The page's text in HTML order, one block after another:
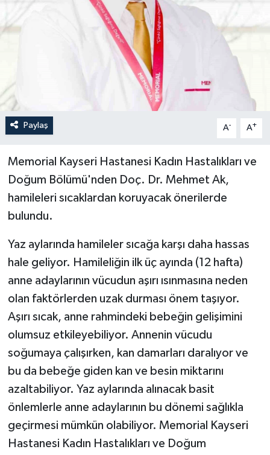
Paylaş A- A+
Memorial Kayseri Hastanesi Kadın Hastalıkları ve
Doğum Bölümü'nden Doç. Dr. Mehmet Ak,
hamileleri sıcaklardan koruyacak önerilerde
bulundu.
Yaz aylarında hamileler sıcağa karşı daha hassas
hale geliyor. Hamileliğin ilk üç ayında (12 hafta)
anne adaylarının vücudun aşırı ısınmasına neden
olan faktörlerden uzak durması önem taşıyor.
Aşırı sıcak, anne rahmindeki bebeğin gelişimini
olumsuz etkileyebiliyor. Annenin vücudu
soğumaya çalışırken, kan damarları daralıyor ve
bu da bebeğe giden kan ve besin miktarını
azaltabiliyor. Yaz aylarında alınacak basit
önlemlerle anne adaylarının bu dönemi sağlıkla
geçirmesi mümkün olabiliyor. Memorial Kayseri
Hastanesi Kadın Hastalıkları ve Doğum